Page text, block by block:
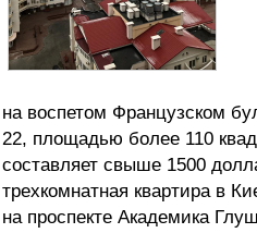
на воспетом Французском
22, площадью более 110
составляет свыше 1500
трехкомнатная квартира в
на проспекте Академика